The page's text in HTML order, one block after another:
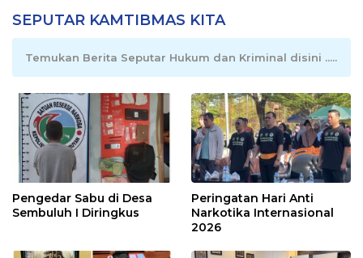
SEPUTAR KAMTIBMAS KITA
Temukan Berita Seputar Hukum dan Kriminal disini .....
Pengedar Sabu di Desa
Sembuluh I Diringkus
Peringatan Hari Anti
Narkotika Internasional
2026